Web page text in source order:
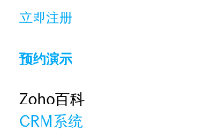
立即注册
预约演示
Zoho百科
CRM系统